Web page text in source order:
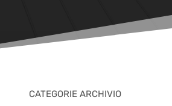
CATEGORIE ARCHIVIO